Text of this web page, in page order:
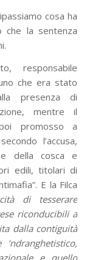
cosa ha
che la sentenza
responsabile
che era stato
presenza di
mentre il
promosso a
l’accusa,
della cosca e
edili, titolari di
E la Filca
di tesserare
riconducibili a
dalla contiguità
e quello